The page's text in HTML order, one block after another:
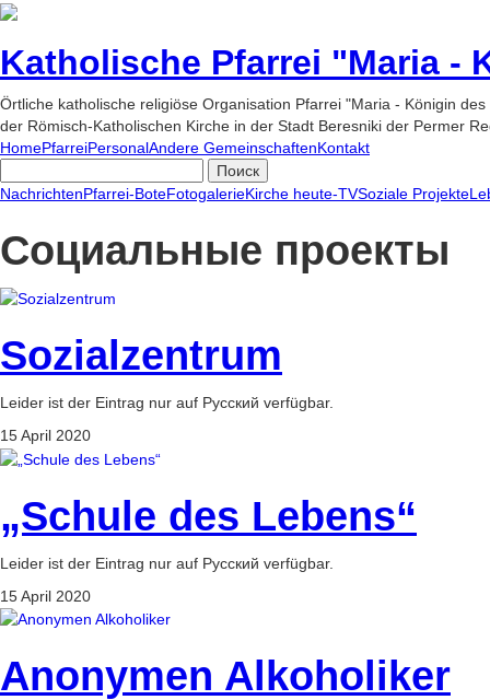
Katholische Pfarrei "Maria -
Örtliche katholische religiöse Organisation Pfarrei "Maria - Königin
der Römisch-Katholischen Kirche in der Stadt Beresniki der Permer
HomePfarreiPersonalAndere GemeinschaftenKontakt
NachrichtenPfarrei-BoteFotogalerieKirche heute-TVSoziale Projekte
Социальные проекты
Sozialzentrum
Leider ist der Eintrag nur auf Русский verfügbar.
15 April 2020
„Schule des Lebens“
Leider ist der Eintrag nur auf Русский verfügbar.
15 April 2020
Anonymen Alkoholiker